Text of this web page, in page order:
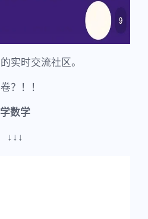
实时交流社区。
？！！
学数学
↓↓↓